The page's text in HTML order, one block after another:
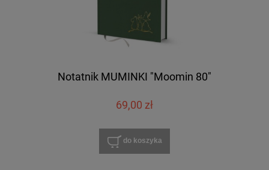
Notatnik MUMINKI "Moomin 80"
69,00 zł
do koszyka